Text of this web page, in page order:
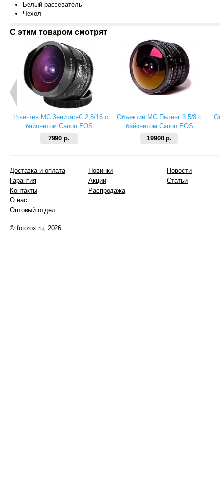
Белый рассеватель
Чехол
С этим товаром смотрят
Объектив МС Зенитар-C 2,8/16 с
байонетом Canon EOS
7990 р.
Объектив МС Пеленг 3.5/8 с
байонетом Canon EOS
19900 р.
Доставка и оплата
Гарантия
Контакты
О нас
Оптовый отдел
Новинки
Акции
Распродажа
Новости
Статьи
© fotorox.ru, 2026